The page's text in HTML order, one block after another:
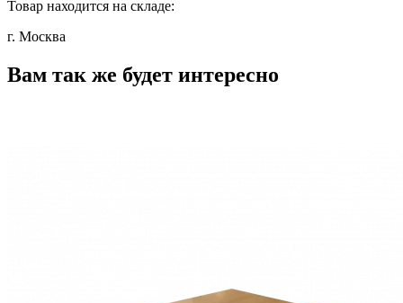
Товар находится на складе:
г. Москва
Вам так же будет интересно